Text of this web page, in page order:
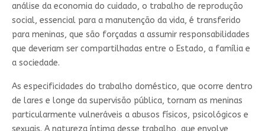
análise da economia do cuidado, o trabalho de reprodução
social, essencial para a manutenção da vida, é transferido
para meninas, que são forçadas a assumir responsabilidades
que deveriam ser compartilhadas entre o Estado, a família e
a sociedade.
As especificidades do trabalho doméstico, que ocorre dentro
de lares e longe da supervisão pública, tornam as meninas
particularmente vulneráveis a abusos físicos, psicológicos e
sexuais. A natureza íntima desse trabalho, que envolve